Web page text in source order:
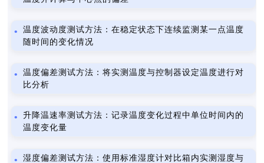
温度波动度测试方法：在稳定状态下连续监测某一点温度
随时间的变化情况
温度偏差测试方法：将实测温度与控制器设定温度进行对
比分析
升降温速率测试方法：记录温度变化过程中单位时间内的
温度变化量
湿度偏差测试方法：使用标准湿度计对比箱内实测湿度与